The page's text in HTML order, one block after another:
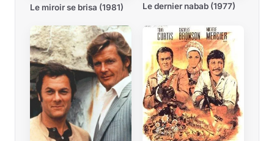
Le miroir se brisa (1981) Le dernier nabab (1977)